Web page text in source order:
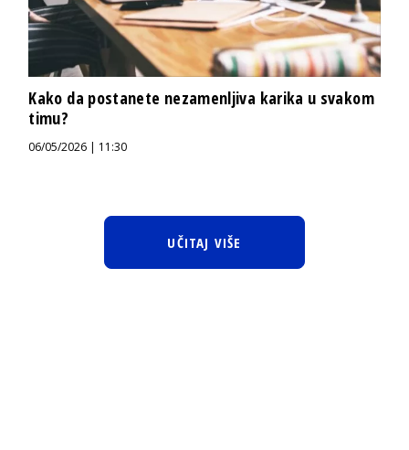
Kako da postanete nezamenljiva karika u svakom
timu?
06/05/2026 | 11:30
UČITAJ VIŠE